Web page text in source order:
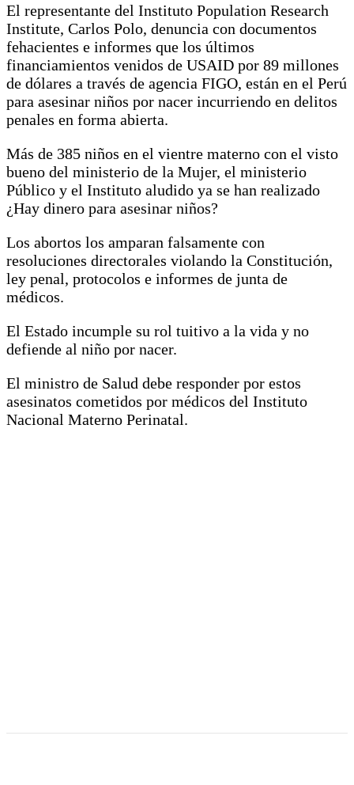
El representante del Instituto Population Research
Institute, Carlos Polo, denuncia con documentos
fehacientes e informes que los últimos
financiamientos venidos de USAID por 89 millones
de dólares a través de agencia FIGO, están en el Perú
para asesinar niños por nacer incurriendo en delitos
penales en forma abierta.
Más de 385 niños en el vientre materno con el visto
bueno del ministerio de la Mujer, el ministerio
Público y el Instituto aludido ya se han realizado
¿Hay dinero para asesinar niños?
Los abortos los amparan falsamente con
resoluciones directorales violando la Constitución,
ley penal, protocolos e informes de junta de
médicos.
El Estado incumple su rol tuitivo a la vida y no
defiende al niño por nacer.
El ministro de Salud debe responder por estos
asesinatos cometidos por médicos del Instituto
Nacional Materno Perinatal.